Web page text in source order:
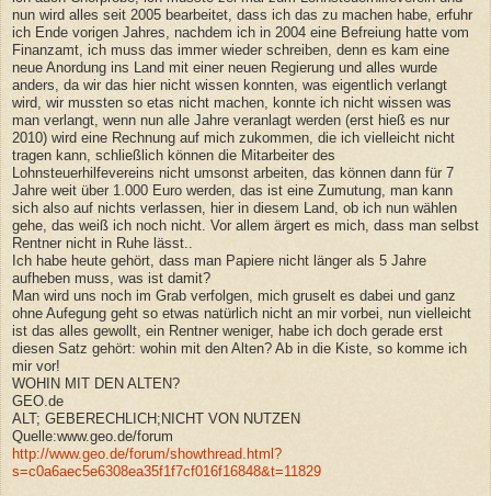
nun wird alles seit 2005 bearbeitet, dass ich das zu machen habe, erfuhr
ich Ende vorigen Jahres, nachdem ich in 2004 eine Befreiung hatte vom
Finanzamt, ich muss das immer wieder schreiben, denn es kam eine
neue Anordung ins Land mit einer neuen Regierung und alles wurde
anders, da wir das hier nicht wissen konnten, was eigentlich verlangt
wird, wir mussten so etas nicht machen, konnte ich nicht wissen was
man verlangt, wenn nun alle Jahre veranlagt werden (erst hieß es nur
2010) wird eine Rechnung auf mich zukommen, die ich vielleicht nicht
tragen kann, schließlich können die Mitarbeiter des
Lohnsteuerhilfevereins nicht umsonst arbeiten, das können dann für 7
Jahre weit über 1.000 Euro werden, das ist eine Zumutung, man kann
sich also auf nichts verlassen, hier in diesem Land, ob ich nun wählen
gehe, das weiß ich noch nicht. Vor allem ärgert es mich, dass man selbst
Rentner nicht in Ruhe lässt..
Ich habe heute gehört, dass man Papiere nicht länger als 5 Jahre
aufheben muss, was ist damit?
Man wird uns noch im Grab verfolgen, mich gruselt es dabei und ganz
ohne Aufegung geht so etwas natürlich nicht an mir vorbei, nun vielleicht
ist das alles gewollt, ein Rentner weniger, habe ich doch gerade erst
diesen Satz gehört: wohin mit den Alten? Ab in die Kiste, so komme ich
mir vor!
WOHIN MIT DEN ALTEN?
GEO.de
ALT; GEBERECHLICH;NICHT VON NUTZEN
Quelle:www.geo.de/forum
http://www.geo.de/forum/showthread.html?
s=c0a6aec5e6308ea35f1f7cf016f16848&t=11829